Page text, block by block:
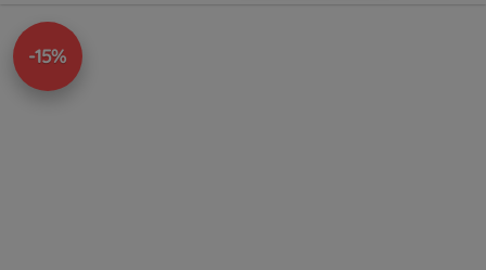
-15%